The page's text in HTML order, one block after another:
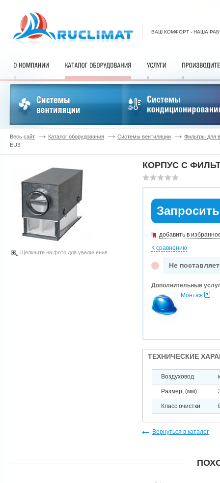
ВАШ КОМФОРТ - НАША
Весь сайт Каталог оборудования Системы вентиляции
Фильтры для
EU3
Щелкните на фото для увеличения
КОРПУС С
добавить в
К сравнению
Не
Дополнительные
Монтаж
ТЕХНИЧЕСКИЕ
Воздуховод
Размер, (мм)
Класс очистки
Вернуться в каталог